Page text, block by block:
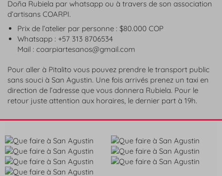
Doña Rubiela par whatsapp ou à travers de son association
d’artisans COARPI.
Prix de l’atelier par personne : $80.000 COP
Whatsapp : +57 313 8706534
Mail : coarpiartesanos@gmail.com
Pour aller à Pitalito vous pouvez prendre le transport public
sans souci à San Agustin. Une fois arrivés prenez un taxi en
direction de l’adresse que vous donnera Rubiela. Pour le
retour juste attention aux horaires, le dernier part à 19h.